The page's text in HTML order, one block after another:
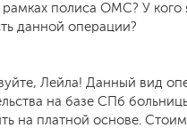
рамках полиса ОМС? У кого
данной операции?
Лейла! Данный вид
на базе СПб
на платной основе.